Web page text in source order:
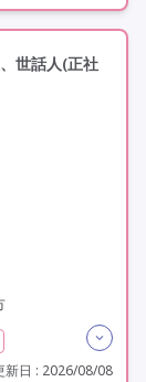
世話人(正社
1級)
新日 : 2026/08/08